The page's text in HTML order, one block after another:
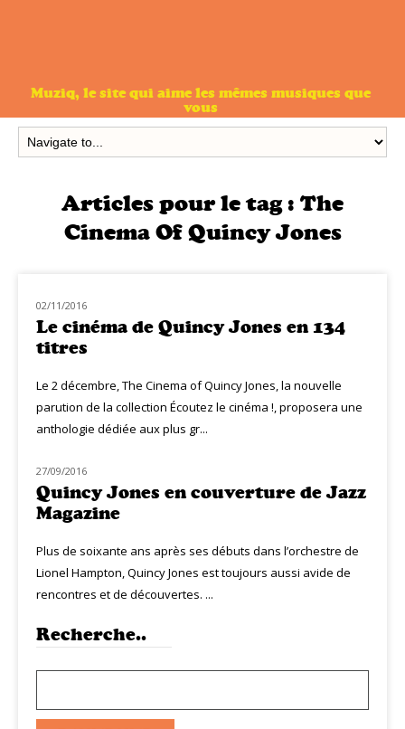
Muziq, le site qui aime les mêmes musiques que
vous
Articles pour le tag : The
Cinema Of Quincy Jones
NOUVEAUTÉS
02/11/2016
Le cinéma de Quincy Jones en 134
titres
Le 2 décembre, The Cinema of Quincy Jones, la nouvelle
parution de la collection Écoutez le cinéma !, proposera une
anthologie dédiée aux plus gr...
JAZZ
27/09/2016
Quincy Jones en couverture de Jazz
Magazine
Plus de soixante ans après ses débuts dans l’orchestre de
Lionel Hampton, Quincy Jones est toujours aussi avide de
rencontres et de découvertes. ...
Recherche..